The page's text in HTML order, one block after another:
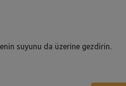
suyunu da üzerine gezdirin.